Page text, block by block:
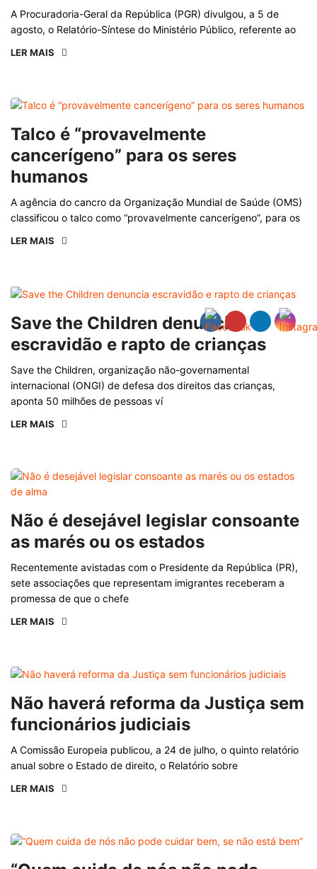
A Procuradoria-Geral da República (PGR) divulgou, a 5 de
agosto, o Relatório-Síntese do Ministério Público, referente ao
LER MAIS
Talco é “provavelmente
cancerígeno” para os seres
humanos
A agência do cancro da Organização Mundial de Saúde (OMS)
classificou o talco como “provavelmente cancerígeno”, para os
LER MAIS
Save the Children denuncia
escravidão e rapto de crianças
Save the Children, organização não-governamental
internacional (ONGI) de defesa dos direitos das crianças,
aponta 50 milhões de pessoas ví
LER MAIS
Não é desejável legislar consoante
as marés ou os estados
Recentemente avistadas com o Presidente da República (PR),
sete associações que representam imigrantes receberam a
promessa de que o chefe
LER MAIS
Não haverá reforma da Justiça sem
funcionários judiciais
A Comissão Europeia publicou, a 24 de julho, o quinto relatório
anual sobre o Estado de direito, o Relatório sobre
LER MAIS